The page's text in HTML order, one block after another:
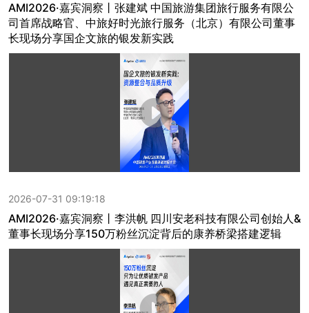
AMI2026·嘉宾洞察丨张建斌 中国旅游集团旅行服务有限公
司首席战略官、中旅好时光旅行服务（北京）有限公司董事
长现场分享国企文旅的银发新实践
2026-07-31 09:19:18
AMI2026·嘉宾洞察丨李洪帆 四川安老科技有限公司创始人&
董事长现场分享150万粉丝沉淀背后的康养桥梁搭建逻辑